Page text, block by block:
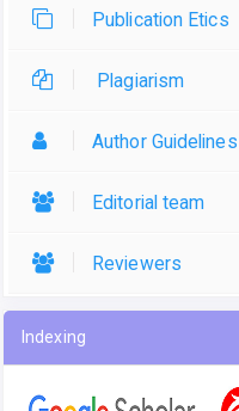
Publication Etics
Plagiarism
Author Guidelines
Editorial team
Reviewers
Indexing